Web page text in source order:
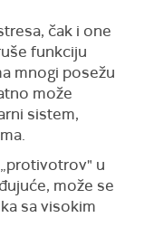
čak i one
funkciju
mnogi posežu
može
sistem,
u
može se
sa visokim